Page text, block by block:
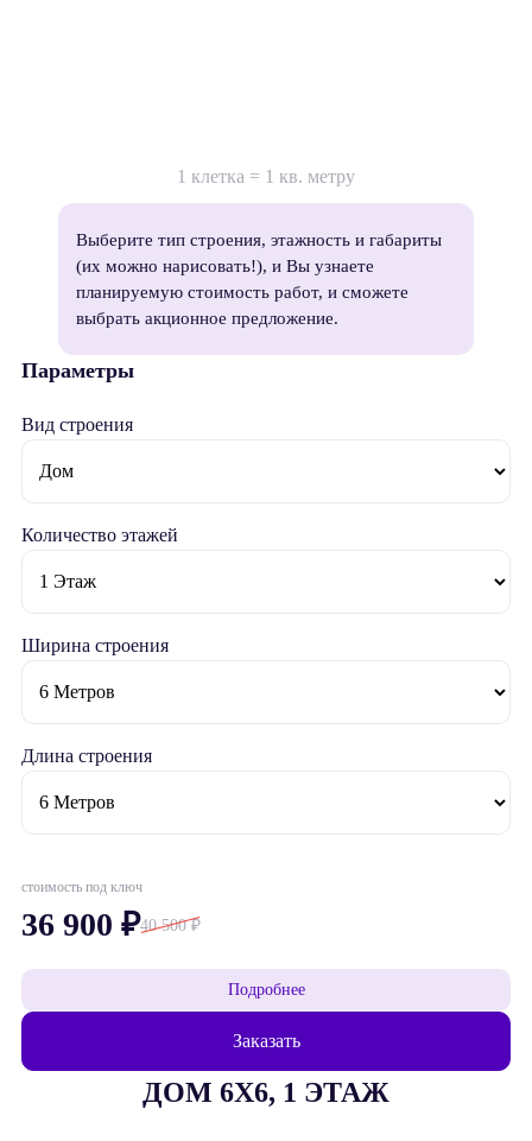
1 клетка = 1 кв. метру
Выберите тип строения, этажность и габариты
(их можно нарисовать!), и Вы узнаете
планируемую стоимость работ, и сможете
выбрать акционное предложение.
Параметры
Вид строения
Количество этажей
Ширина строения
Длина строения
стоимость под ключ
36 900 ₽40 500 ₽
Подробнее
Заказать
ДОМ 6X6, 1 ЭТАЖ